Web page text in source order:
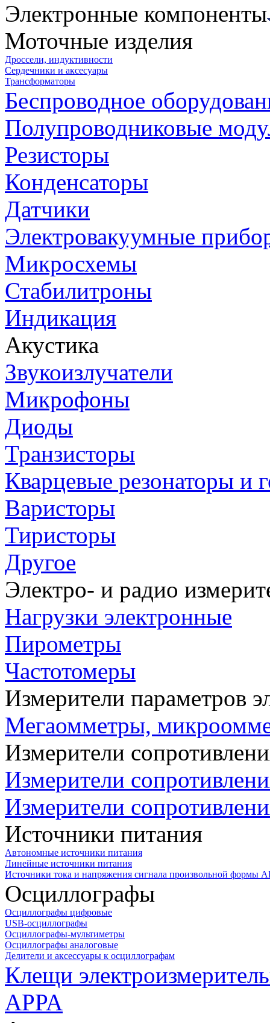
Электронные компоненты
Моточные изделия
Дроссели, индуктивности
Сердечники и аксесуары
Трансформаторы
Беспроводное
Полупроводниковые
Резисторы
Конденсаторы
Датчики
Электровакуумные
Микросхемы
Стабилитроны
Индикация
Акустика
Звукоизлучатели
Микрофоны
Диоды
Транзисторы
Кварцевые резонаторы и
Варисторы
Тиристоры
Другое
Электро- и радио
Нагрузки электронные
Пирометры
Частотомеры
Измерители параметров
Мегаомметры,
Измерители
Измерители
Измерители
Источники питания
Автономные источники питания
Линейные источники питания
Источники тока и напряжения сигнала произвольной формы
Осциллографы
Осциллографы цифровые
USB-осциллографы
Осциллографы-мультиметры
Осциллографы аналоговые
Делители и аксессуары к осциллографам
Клещи
APPA